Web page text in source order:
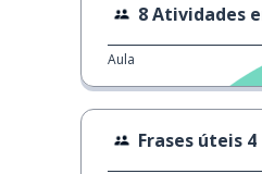
8 Atividades
Aula
Frases úteis 4